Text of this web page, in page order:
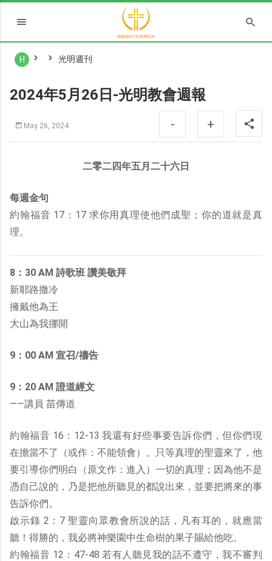
H 光明週刊
2024年5月26日-光明教會週報
May 26, 2024 - +
二零二四年五月二十六日
每週金句
約翰福音 17：17 求你用真理使他們成聖；你的道就是真
理。
8：30 AM 詩歌班 讚美敬拜
新耶路撒冷
擁戴他為王
大山為我挪開
9：00 AM 宣召/禱告
9：20 AM 證道經文
——講員 苗傳道
約翰福音 16：12-13 我還有好些事要告訴你們，但你們現
在擔當不了（或作：不能領會）。只等真理的聖靈來了，他
要引導你們明白（原文作：進入）一切的真理；因為他不是
憑自己說的，乃是把他所聽見的都說出來，並要把將來的事
告訴你們。
啟示錄 2：7 聖靈向眾教會所說的話，凡有耳的，就應當
聽！得勝的，我必將神樂園中生命樹的果子賜給他吃。
約翰福音 12：47-48 若有人聽見我的話不遵守，我不審判